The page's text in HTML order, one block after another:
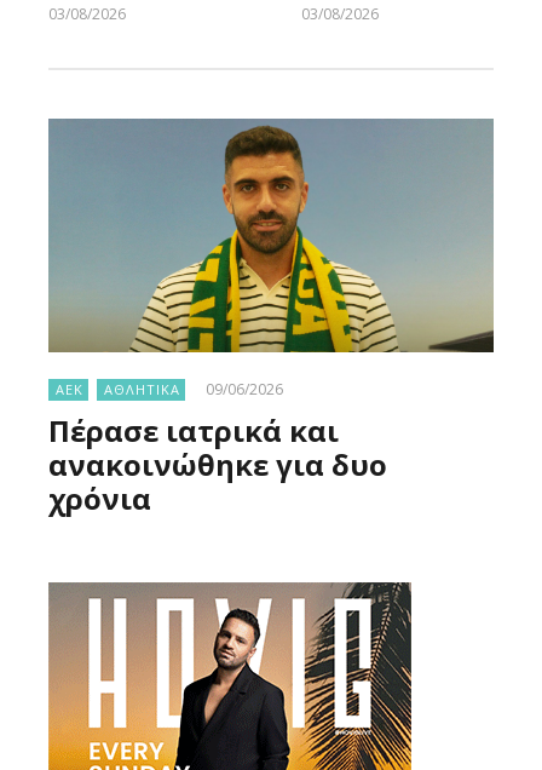
03/08/2026
03/08/2026
ΑΕΚ ΑΘΛΗΤΙΚΑ 09/06/2026
Πέρασε ιατρικά και
ανακοινώθηκε για δυο
χρόνια